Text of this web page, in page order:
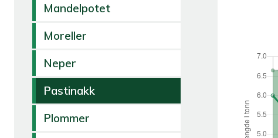
Mandelpotet
Moreller
Neper
Pastinakk
Plommer